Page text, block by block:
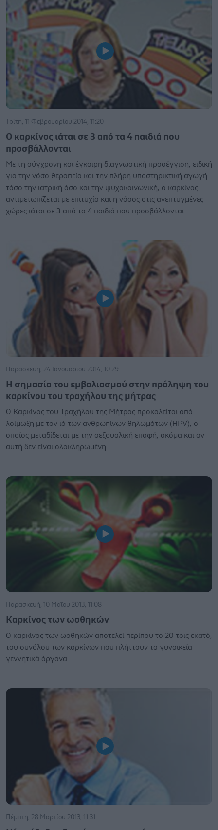
Τρίτη, 11 Φεβρουαρίου 2014, 11:20
Ο καρκίνος ιάται σε 3 από τα 4 παιδιά που
προσβάλλονται
Με τη σύγχρονη και έγκαιρη διαγνωστική προσέγγιση, ειδική
για την νόσο θεραπεία και την πλήρη υποστηρικτική αγωγή
τόσο την ιατρική όσο και την ψυχοκοινωνική, ο καρκίνος
αντιμετωπίζεται με επιτυχία και η νόσος στις ανεπτυγμένες
χώρες ιάται σε 3 από τα 4 παιδιά που προσβάλλονται.
Παρασκευή, 24 Ιανουαρίου 2014, 10:29
Η σημασία του εμβολιασμού στην πρόληψη του
καρκίνου του τραχήλου της μήτρας
Ο Καρκίνος του Τραχήλου της Μήτρας προκαλείται από
λοίμωξη με τον ιό των ανθρωπίνων θηλωμάτων (HPV), ο
οποίος μεταδίδεται με την σεξουαλική επαφή, ακόμα και αν
αυτή δεν είναι ολοκληρωμένη.
Παρασκευή, 10 Μαΐου 2013, 11:08
Καρκίνος των ωοθηκών
Ο καρκίνος των ωοθηκών αποτελεί περίπου το 20 τοις εκατό,
του συνόλου των καρκίνων που πλήττουν τα γυναικεία
γεννητικά όργανα.
Πέμπτη, 28 Μαρτίου 2013, 11:31